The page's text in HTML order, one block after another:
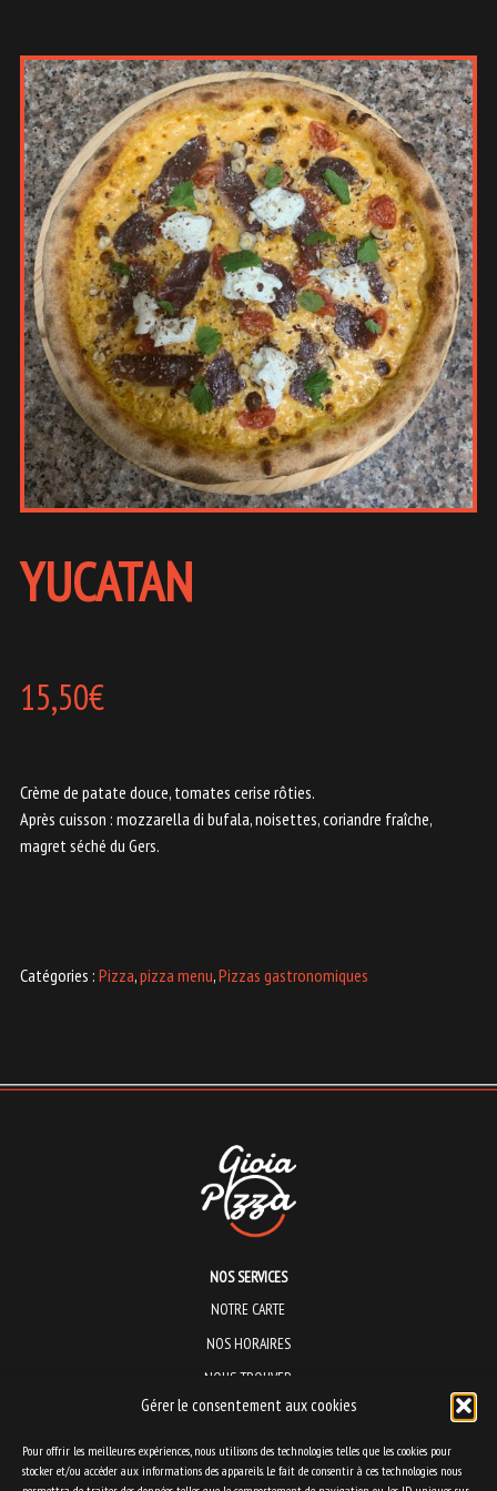
Gérer le consentement aux cookies
Pour offrir les meilleures expériences, nous utilisons des technologies telles que les cookies pour
stocker et/ou accéder aux informations des appareils. Le fait de consentir à ces technologies nous
YUCATAN
15,50€
Crème de patate douce, tomates cerise rôties.
Après cuisson : mozzarella di bufala, noisettes, coriandre fraîche,
magret séché du Gers.
Catégories : Pizza,pizza menu,Pizzas gastronomiques
NOS SERVICES
NOTRE CARTE
NOS HORAIRES
NOUS TROUVER
Centre Commercial Sainte Germaine
42 rue Principale